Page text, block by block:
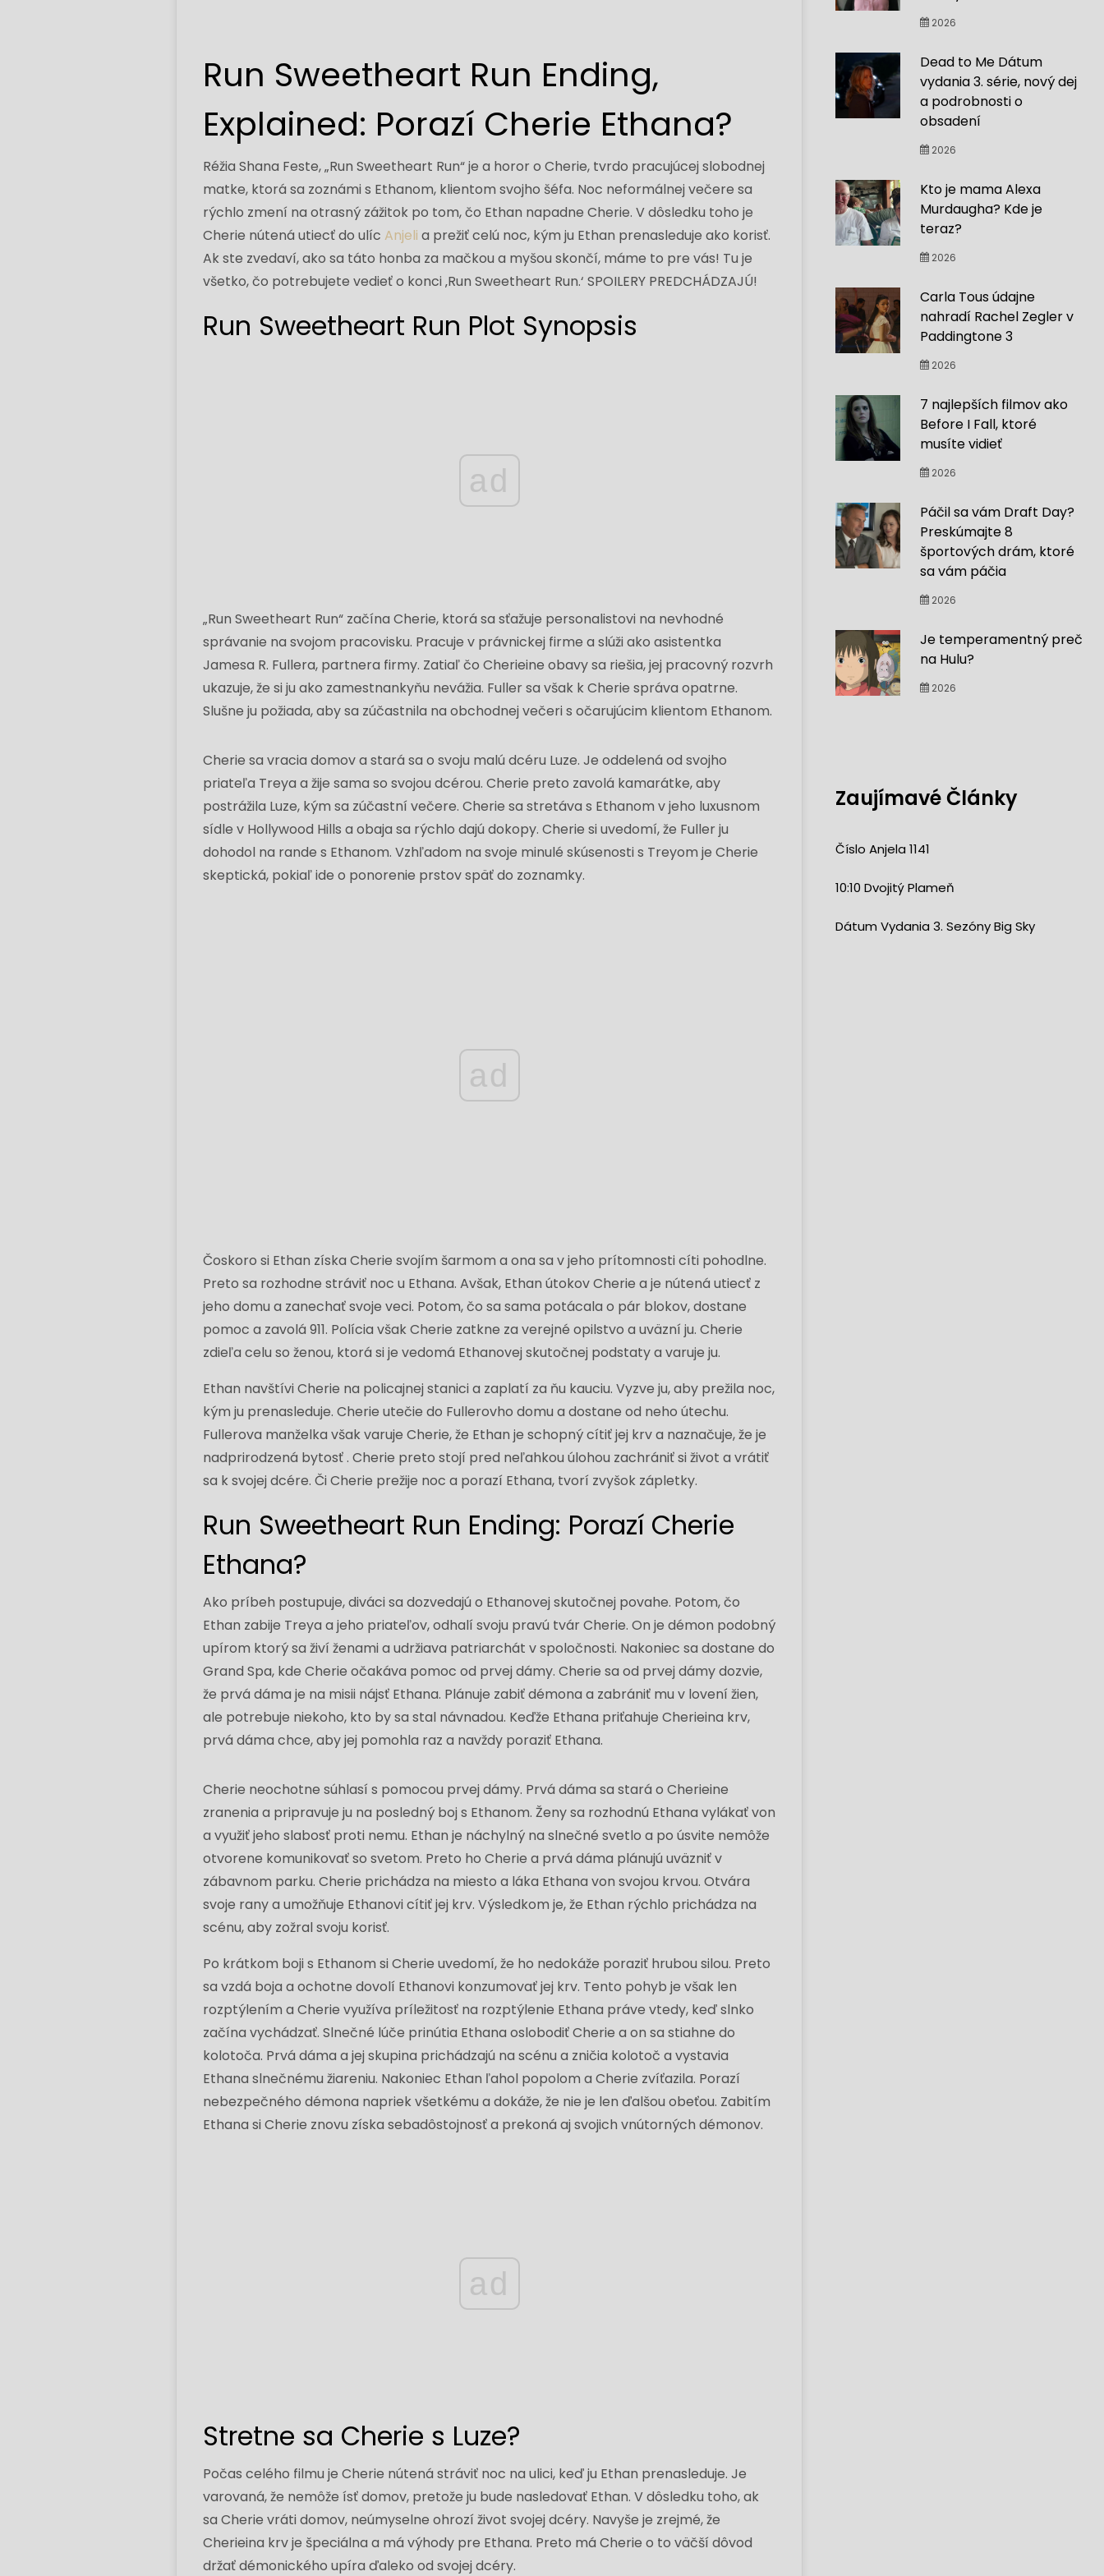
Run Sweetheart Run Ending,
Explained: Porazí Cherie Ethana?
Réžia Shana Feste, „Run Sweetheart Run“ je a horor o Cherie, tvrdo pracujúcej slobodnej
matke, ktorá sa zoznámi s Ethanom, klientom svojho šéfa. Noc neformálnej večere sa
rýchlo zmení na otrasný zážitok po tom, čo Ethan napadne Cherie. V dôsledku toho je
Cherie nútená utiecť do ulíc Anjeli a prežiť celú noc, kým ju Ethan prenasleduje ako korisť.
Ak ste zvedaví, ako sa táto honba za mačkou a myšou skončí, máme to pre vás! Tu je
všetko, čo potrebujete vedieť o konci ‚Run Sweetheart Run.‘ SPOILERY PREDCHÁDZAJÚ!
Run Sweetheart Run Plot Synopsis
ad
„Run Sweetheart Run“ začína Cherie, ktorá sa sťažuje personalistovi na nevhodné
správanie na svojom pracovisku. Pracuje v právnickej firme a slúži ako asistentka
Jamesa R. Fullera, partnera firmy. Zatiaľ čo Cherieine obavy sa riešia, jej pracovný rozvrh
ukazuje, že si ju ako zamestnankyňu nevážia. Fuller sa však k Cherie správa opatrne.
Slušne ju požiada, aby sa zúčastnila na obchodnej večeri s očarujúcim klientom Ethanom.
Cherie sa vracia domov a stará sa o svoju malú dcéru Luze. Je oddelená od svojho
priateľa Treya a žije sama so svojou dcérou. Cherie preto zavolá kamarátke, aby
postrážila Luze, kým sa zúčastní večere. Cherie sa stretáva s Ethanom v jeho luxusnom
sídle v Hollywood Hills a obaja sa rýchlo dajú dokopy. Cherie si uvedomí, že Fuller ju
dohodol na rande s Ethanom. Vzhľadom na svoje minulé skúsenosti s Treyom je Cherie
skeptická, pokiaľ ide o ponorenie prstov späť do zoznamky.
ad
Čoskoro si Ethan získa Cherie svojím šarmom a ona sa v jeho prítomnosti cíti pohodlne.
Preto sa rozhodne stráviť noc u Ethana. Avšak, Ethan útokov Cherie a je nútená utiecť z
jeho domu a zanechať svoje veci. Potom, čo sa sama potácala o pár blokov, dostane
pomoc a zavolá 911. Polícia však Cherie zatkne za verejné opilstvo a uväzní ju. Cherie
zdieľa celu so ženou, ktorá si je vedomá Ethanovej skutočnej podstaty a varuje ju.
Ethan navštívi Cherie na policajnej stanici a zaplatí za ňu kauciu. Vyzve ju, aby prežila noc,
kým ju prenasleduje. Cherie utečie do Fullerovho domu a dostane od neho útechu.
Fullerova manželka však varuje Cherie, že Ethan je schopný cítiť jej krv a naznačuje, že je
nadprirodzená bytosť . Cherie preto stojí pred neľahkou úlohou zachrániť si život a vrátiť
sa k svojej dcére. Či Cherie prežije noc a porazí Ethana, tvorí zvyšok zápletky.
Run Sweetheart Run Ending: Porazí Cherie
Ethana?
Ako príbeh postupuje, diváci sa dozvedajú o Ethanovej skutočnej povahe. Potom, čo
Ethan zabije Treya a jeho priateľov, odhalí svoju pravú tvár Cherie. On je démon podobný
upírom ktorý sa živí ženami a udržiava patriarchát v spoločnosti. Nakoniec sa dostane do
Grand Spa, kde Cherie očakáva pomoc od prvej dámy. Cherie sa od prvej dámy dozvie,
že prvá dáma je na misii nájsť Ethana. Plánuje zabiť démona a zabrániť mu v lovení žien,
ale potrebuje niekoho, kto by sa stal návnadou. Keďže Ethana priťahuje Cherieina krv,
prvá dáma chce, aby jej pomohla raz a navždy poraziť Ethana.
Cherie neochotne súhlasí s pomocou prvej dámy. Prvá dáma sa stará o Cherieine
zranenia a pripravuje ju na posledný boj s Ethanom. Ženy sa rozhodnú Ethana vylákať von
a využiť jeho slabosť proti nemu. Ethan je náchylný na slnečné svetlo a po úsvite nemôže
otvorene komunikovať so svetom. Preto ho Cherie a prvá dáma plánujú uväzniť v
zábavnom parku. Cherie prichádza na miesto a láka Ethana von svojou krvou. Otvára
svoje rany a umožňuje Ethanovi cítiť jej krv. Výsledkom je, že Ethan rýchlo prichádza na
scénu, aby zožral svoju korisť.
Po krátkom boji s Ethanom si Cherie uvedomí, že ho nedokáže poraziť hrubou silou. Preto
sa vzdá boja a ochotne dovolí Ethanovi konzumovať jej krv. Tento pohyb je však len
rozptýlením a Cherie využíva príležitosť na rozptýlenie Ethana práve vtedy, keď slnko
začína vychádzať. Slnečné lúče prinútia Ethana oslobodiť Cherie a on sa stiahne do
kolotoča. Prvá dáma a jej skupina prichádzajú na scénu a zničia kolotoč a vystavia
Ethana slnečnému žiareniu. Nakoniec Ethan ľahol popolom a Cherie zvíťazila. Porazí
nebezpečného démona napriek všetkému a dokáže, že nie je len ďalšou obeťou. Zabitím
Ethana si Cherie znovu získa sebadôstojnosť a prekoná aj svojich vnútorných démonov.
ad
Stretne sa Cherie s Luze?
Počas celého filmu je Cherie nútená stráviť noc na ulici, keď ju Ethan prenasleduje. Je
varovaná, že nemôže ísť domov, pretože ju bude nasledovať Ethan. V dôsledku toho, ak
sa Cherie vráti domov, neúmyselne ohrozí život svojej dcéry. Navyše je zrejmé, že
Cherieina krv je špeciálna a má výhody pre Ethana. Preto má Cherie o to väčší dôvod
držať démonického upíra ďaleko od svojej dcéry.
2026
Dead to Me Dátum
vydania 3. série, nový dej
a podrobnosti o
obsadení
2026
Kto je mama Alexa
Murdaugha? Kde je
teraz?
2026
Carla Tous údajne
nahradí Rachel Zegler v
Paddingtone 3
2026
7 najlepších filmov ako
Before I Fall, ktoré
musíte vidieť
2026
Páčil sa vám Draft Day?
Preskúmajte 8
športových drám, ktoré
sa vám páčia
2026
Je temperamentný preč
na Hulu?
2026
Zaujímavé Články
Číslo Anjela 1141
10:10 Dvojitý Plameň
Dátum Vydania 3. Sezóny Big Sky